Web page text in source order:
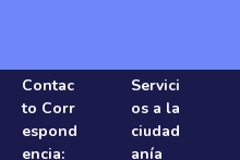
Contac
to Corr
espond
encia:
Servici
os a la
ciudad
anía